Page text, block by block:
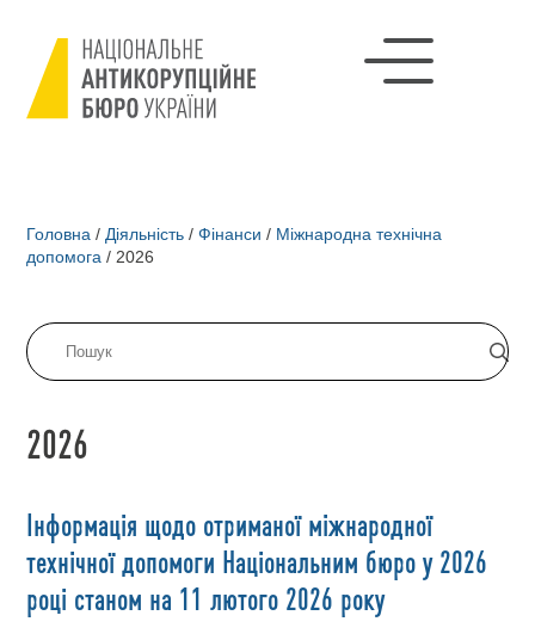
Головна / Діяльність / Фінанси / Міжнародна технічна
допомога / 2026
2026
Інформація щодо отриманої міжнародної
технічної допомоги Національним бюро у 2026
році станом на 11 лютого 2026 року